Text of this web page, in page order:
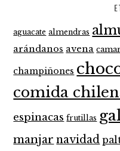
aguacate almendras
arándanos avena
champiñones
comida
espinacas frutillas
manjar navidad